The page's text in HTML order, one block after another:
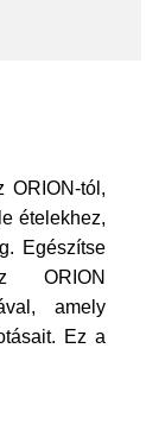
ORION-tól,
ételekhez,
Egészítse
ORION
amely
Ez a